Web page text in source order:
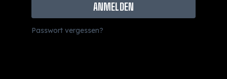
ANMELDEN
Passwort vergessen?